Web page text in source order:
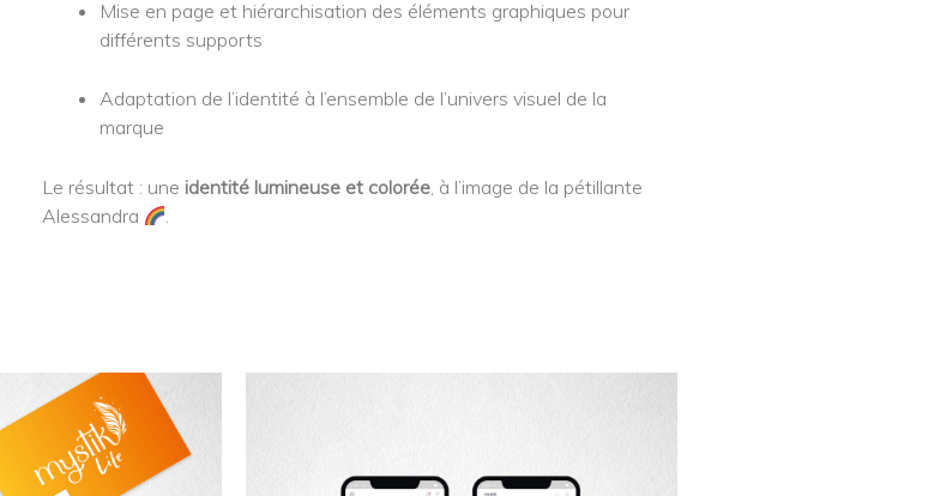
Mise en page et hiérarchisation des éléments graphiques pour
différents supports
Adaptation de l’identité à l’ensemble de l’univers visuel de la
marque
Le résultat : une identité lumineuse et colorée , à l’image de la pétillante
Alessandra